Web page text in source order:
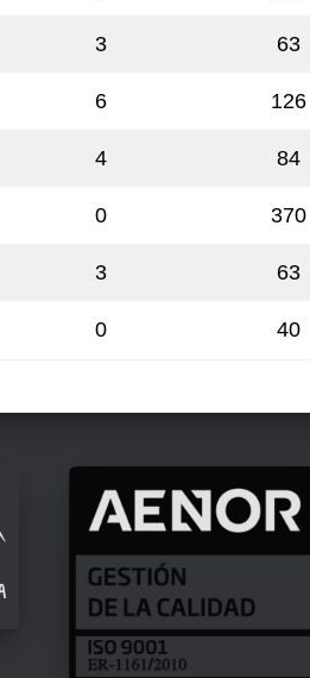
3 63
6 126
4 84
0 370
3 63
0
40